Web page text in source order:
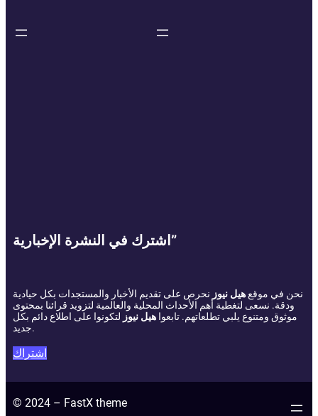
اشترك في النشرة الإخبارية”
نحن في موقع هيل نيوز نحرص على تقديم الأخبار والمستجدات بكل حيادية
ودقة. نسعى لتغطية أهم الأحداث المحلية والعالمية لتزويد قرائنا بمحتوى
موثوق ومتنوع يلبي تطلعاتهم. تابعوا هيل نيوز لتكونوا على اطلاع دائم بكل
جديد.
اشتراك
© 2024 – FastX theme